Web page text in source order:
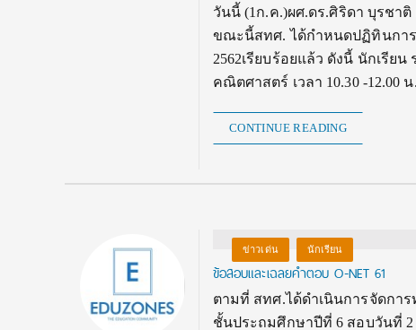
วันนี้ (1ก.ค.)ผศ.ดร.ศิริดา บุรชา
ขณะนี้สทศ. ได้กำหนดปฏิทินกา
2562เรียบร้อยแล้ว ดังนี้ นักเรียน
คณิตศาสตร์ เวลา 10.30 -12.00
CONTINUE READING
ข่าวเด่น นักเรียน
ข้อสอบและเฉลยคำตอบ O-NET 61
ตามที่ สทศ.ได้ดำเนินการจัดกา
ชั้นประถมศึกษาปีที่ 6 สอบวันที่